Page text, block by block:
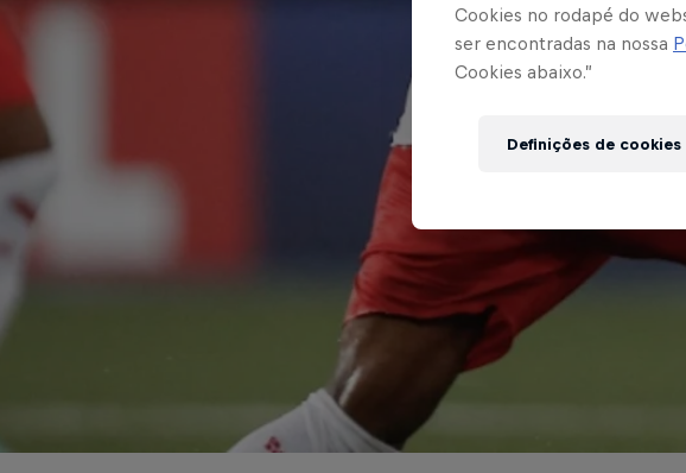
Cookies no rodapé do
ser encontradas na nossa
Cookies abaixo.”
Definições de cookies